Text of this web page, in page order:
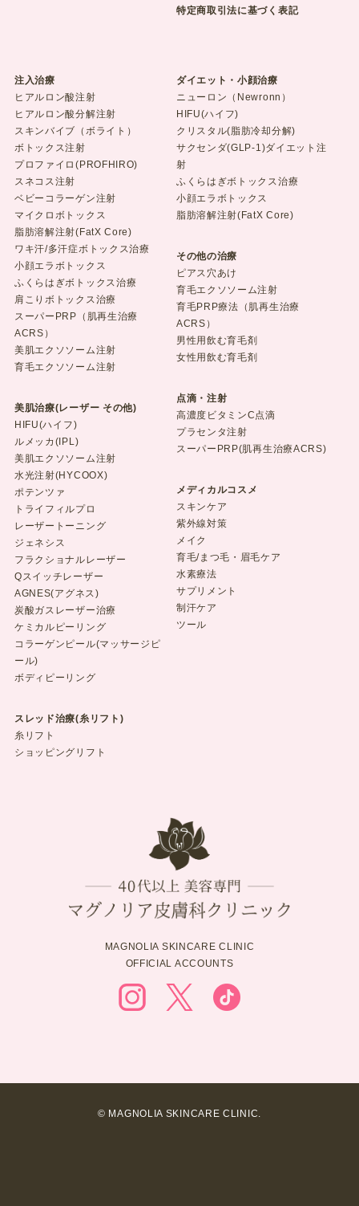
特定商取引法に基づく表記
注入治療
ヒアルロン酸注射
ヒアルロン酸分解注射
スキンバイブ（ボライト）
ボトックス注射
プロファイロ(PROFHIRO)
スネコス注射
ベビーコラーゲン注射
マイクロボトックス
脂肪溶解注射(FatX Core)
ワキ汗/多汗症ボトックス治療
小顔エラボトックス
ふくらはぎボトックス治療
肩こりボトックス治療
スーパーPRP（肌再生治療
ACRS）
美肌エクソソーム注射
育毛エクソソーム注射
美肌治療(レーザー その他)
HIFU(ハイフ)
ルメッカ(IPL)
美肌エクソソーム注射
水光注射(HYCOOX)
ポテンツァ
トライフィルプロ
レーザートーニング
ジェネシス
フラクショナルレーザー
Qスイッチレーザー
AGNES(アグネス)
炭酸ガスレーザー治療
ケミカルピーリング
コラーゲンピール(マッサージピ
ール)
ボディピーリング
スレッド治療(糸リフト)
糸リフト
ショッピングリフト
ダイエット・小顔治療
ニューロン（Newronn）
HIFU(ハイフ)
クリスタル(脂肪冷却分解)
サクセンダ(GLP-1)ダイエット注
射
ふくらはぎボトックス治療
小顔エラボトックス
脂肪溶解注射(FatX Core)
その他の治療
ピアス穴あけ
育毛エクソソーム注射
育毛PRP療法（肌再生治療
ACRS）
男性用飲む育毛剤
女性用飲む育毛剤
点滴・注射
高濃度ビタミンC点滴
プラセンタ注射
スーパーPRP(肌再生治療ACRS)
メディカルコスメ
スキンケア
紫外線対策
メイク
育毛/まつ毛・眉毛ケア
水素療法
サプリメント
制汗ケア
ツール
MAGNOLIA SKINCARE CLINIC
OFFICIAL ACCOUNTS
© MAGNOLIA SKINCARE CLINIC.